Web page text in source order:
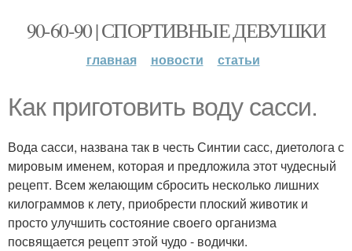
90-60-90 | СПОРТИВНЫЕ ДЕВУШКИ
главная новости статьи
Как приготовить воду сасси.
Вода сасси, названа так в честь Синтии сасс, диетолога с
мировым именем, которая и предложила этот чудесный
рецепт. Всем желающим сбросить несколько лишних
килограммов к лету, приобрести плоский животик и
просто улучшить состояние своего организма
посвящается рецепт этой чудо - водички.